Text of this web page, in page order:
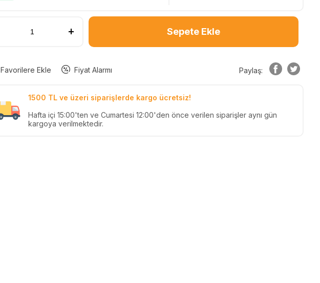
Sepete Ekle
Favorilere Ekle Fiyat Alarmı Paylaş:
1500 TL ve üzeri siparişlerde kargo ücretsiz!
Hafta içi 15:00'ten ve Cumartesi 12:00'den önce verilen siparişler aynı gün
kargoya verilmektedir.